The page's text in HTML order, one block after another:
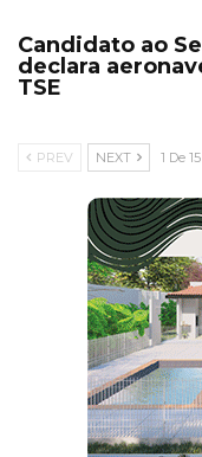
Candidato ao
declara
TSE
PREV NEXT 1 De 15